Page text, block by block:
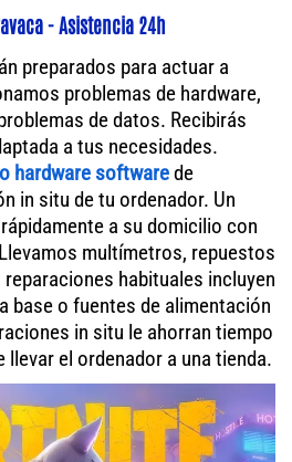
- Asistencia 24h
preparados para actuar a
problemas de hardware,
de datos. Recibirás
a tus necesidades.
hardware softwarede
in situ de tu ordenador. Un
a su domicilio con
multímetros, repuestos
habituales incluyen
base o fuentes de alimentación
in situ le ahorran tiempo
llevar el ordenador a una tienda.